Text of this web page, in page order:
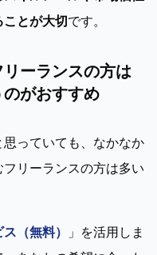
とが大切です。
ーランスの方は
のがおすすめ
思っていても、なかなか
リーランスの方は多い
（無料）
」を活用しま